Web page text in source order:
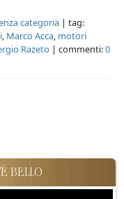
categoria | tag:
, Marco Acca, motori
Razeto | commenti:0
BELLO